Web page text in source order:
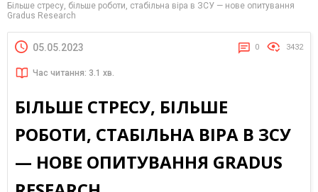
Більше стресу, більше роботи, стабільна віра в ЗСУ — нове опитування
Gradus Research
05.05.2023 0 3432
Час читання: 3.1 хв.
БІЛЬШЕ СТРЕСУ, БІЛЬШЕ
РОБОТИ, СТАБІЛЬНА ВІРА В ЗСУ
— НОВЕ ОПИТУВАННЯ GRADUS